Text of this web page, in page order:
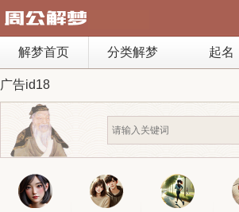
解梦首页 分类解梦 起名
广告id18